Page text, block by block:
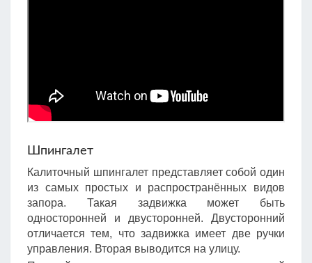
Шпингалет
Калиточный шпингалет представляет собой один
из самых простых и распространённых видов
запора. Такая задвижка может быть
односторонней и двусторонней. Двусторонний
отличается тем, что задвижка имеет две ручки
управления. Вторая выводится на улицу.